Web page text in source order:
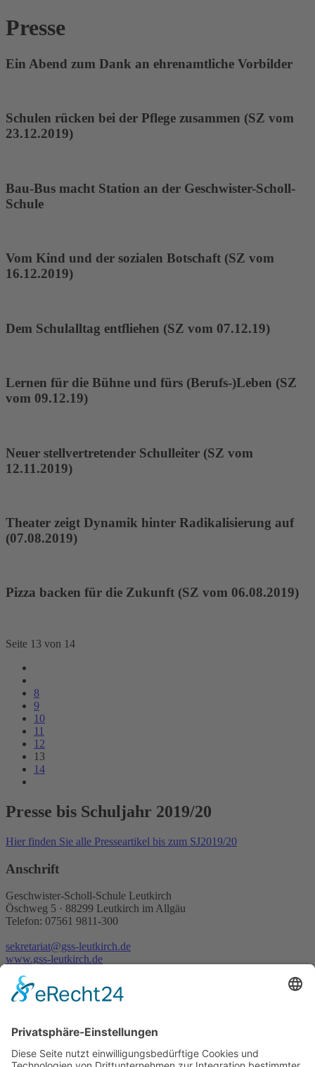
Presse
Ein Abend zum Dank an ehrenamtliche Vorbilder
Schulen rücken bei der Pflege zusammen (SZ vom
23.12.2019)
Bau-Bus macht Station an der Geschwister-Scholl-
Schule
Vom Kind und der sozialen Botschaft (SZ vom
16.12.2019)
Dem Schulalltag entfliehen (SZ vom 07.12.19)
Lernen für die Bühne und fürs (Berufs-)Leben (SZ
vom 09.12.19)
Neuer stellvertretender Schulleiter (SZ vom
12.11.2019)
Theater zeigt Dynamik hinter Radikalisierung auf
(07.08.2019)
Pizza backen für die Zukunft (SZ vom 06.08.2019)
Seite 13 von 14
8
9
10
11
12
13
14
Presse bis Schuljahr 2019/20
Hier finden Sie alle Presseartikel bis zum SJ2019/20
Anschrift
Geschwister-Scholl-Schule Leutkirch
Öschweg 5 · 88299 Leutkirch im Allgäu
Telefon: 07561 9811-300
sekretariat@gss-leutkirch.de
www.gss-leutkirch.de
Rechtliches
Datenschutz/Haftungsausschluß
Impressum